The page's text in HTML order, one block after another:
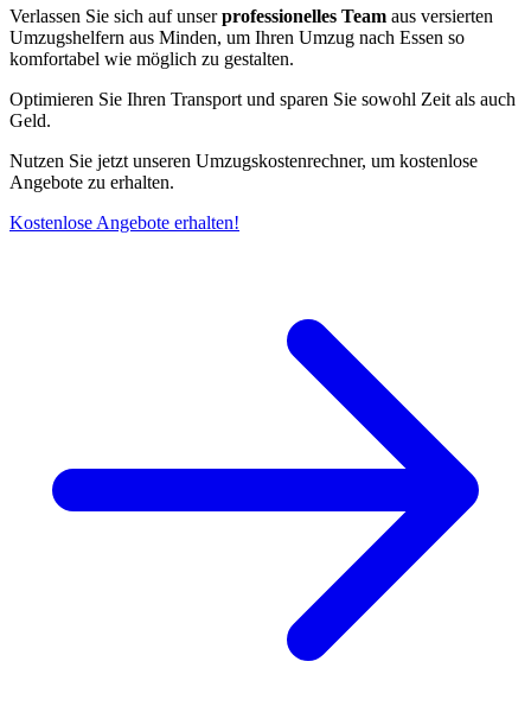
Verlassen Sie sich auf unserprofessionelles Team aus versierten
Umzugshelfern aus Minden, um Ihren Umzug nach Essen so
komfortabel wie möglich zu gestalten.
Optimieren Sie Ihren Transport und sparen Sie sowohl Zeit als auch
Geld.
Nutzen Sie jetzt unseren Umzugskostenrechner, um kostenlose
Angebote zu erhalten.
Kostenlose Angebote erhalten!